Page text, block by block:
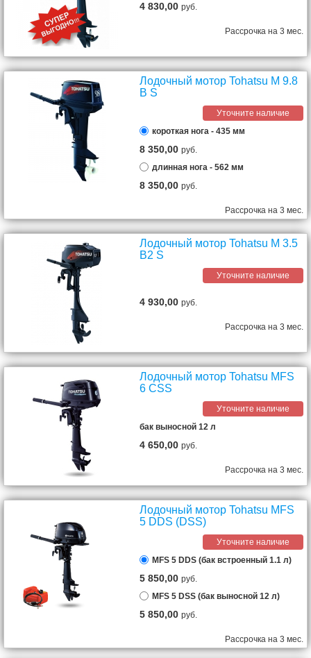
4 830,00руб.
Рассрочка на 3 мес.
Лодочный мотор Tohatsu M 9.8
B S
Уточните наличие
короткая нога - 435 мм
8 350,00руб.
длинная нога - 562 мм
8 350,00руб.
Рассрочка на 3 мес.
Лодочный мотор Tohatsu M 3.5
B2 S
Уточните наличие
4 930,00руб.
Рассрочка на 3 мес.
Лодочный мотор Tohatsu MFS
6 СSS
Уточните наличие
бак выносной 12 л
4 650,00руб.
Рассрочка на 3 мес.
Лодочный мотор Tohatsu MFS
5 DDS (DSS)
Уточните наличие
MFS 5 DDS (бак встроенный 1.1 л)
5 850,00руб.
MFS 5 DSS (бак выносной 12 л)
5 850,00руб.
Рассрочка на 3 мес.